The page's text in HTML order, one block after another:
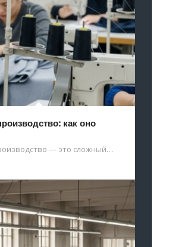
как оно
— это сложный…